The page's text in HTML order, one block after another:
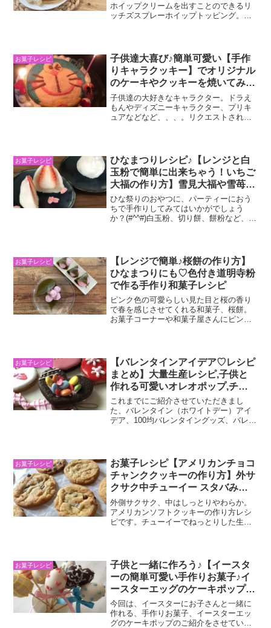
ぴったり!
ホイップクリームを出すことのできるリ
ッチズスプレーホイップトッピング。冷
いアイテムです。ボタンを押...
お菓子レシピ
子供達大喜び♪簡単可愛い【手作
りキャラクッキー】でオリジナル
のケーキやクッキーを焼いてみよ
う♪手作りキャラケーキの作り方♪
子供達の大好きなキャラクター。ドラえ
もんやディズニーキャラクター、プリキ
ュアなどなど、、、。リクエストされた
のお誕生日ケーキを...
お菓子レシピ
ひなまつりレシピ♪【レンジと白
玉粉で簡単に出来ちゃう！いちご
大福の作り方】雪見大福や雪苺、
バナナ大福などのアレンジ方法も
♪
ひな祭りのおやつに、パーティーにおう
ちで手作りしてみてはいかがでしょう
か？(#^^#)白玉粉、切り餅、餅粉など、
福の作り方】をご紹介させていただきた
いと思います。
お菓子レシピ
【レンジで簡単♪桜餅の作り方】
ひなまつりにも♡色付き道明寺粉
で作る手作り和菓子レシピ
ピンク色の可愛らしい見た目と桜の香り
で春を感じさせてくれる和菓子、桜餅。
お菓子コーナーや和菓子屋さんにピンク
られている国民的和菓子、桜...
お菓子レシピ
【バレンタインアイデア♡レシピ
まとめ】大量生産レシピ,子供と
作れる可愛いオレオポップ,チョ
コパイポップ等々…手作りチョコ
レシピ,お菓子アイデア,100均バレ
ンタイングッズ、など一覧♪
これまでにご紹介させていただきまし
た、バレンタイン（ホワイトデー）アイ
デア、100均バレンタイングッズ、バレン
めページです(#^^#...
お菓子レシピ
お菓子レシピ【アメリカンチョコ
チャンククッキーの作り方】外サ
クサク中チューイー スタバみた
いな手作りソフトクッキー
外側サクサク、中はしっとりやわらか。
アメリカンソフトクッキーの作り方レシ
ピです。チューイーでねっとりした生地
で、試してみてく...
お菓子レシピ
子供と一緒に作ろう♪【イースタ
ーの簡単可愛い手作りお菓子♪イ
ースターエッグのケーキポップの
作り方】レシピ付き♪プレゼント
やパーティーにぴったり！
今回は、イースターにお子さんと一緒に
作れる、手作りお菓子、イースターエッ
グのケーキポップのご紹介をさせていた